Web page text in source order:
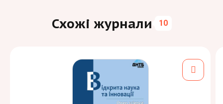
Схожі журнали 10